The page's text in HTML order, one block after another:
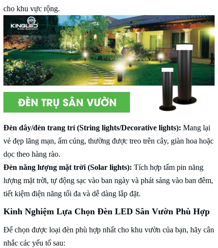
cho khu vực rộng.
Đèn dây/đèn trang trí (String lights/Decorative lights): Mang lại
vẻ đẹp lãng mạn, ấm cúng, thường được treo trên cây, giàn hoa hoặc
dọc theo hàng rào.
Đèn năng lượng mặt trời (Solar lights): Tích hợp tấm pin năng
lượng mặt trời, tự động sạc vào ban ngày và phát sáng vào ban đêm,
tiết kiệm điện năng tối đa và dễ dàng lắp đặt.
Kinh Nghiệm Lựa Chọn Đèn LED Sân Vườn Phù Hợp
Để chọn được loại đèn phù hợp nhất cho khu vườn của bạn, hãy cân
nhắc các yếu tố sau: